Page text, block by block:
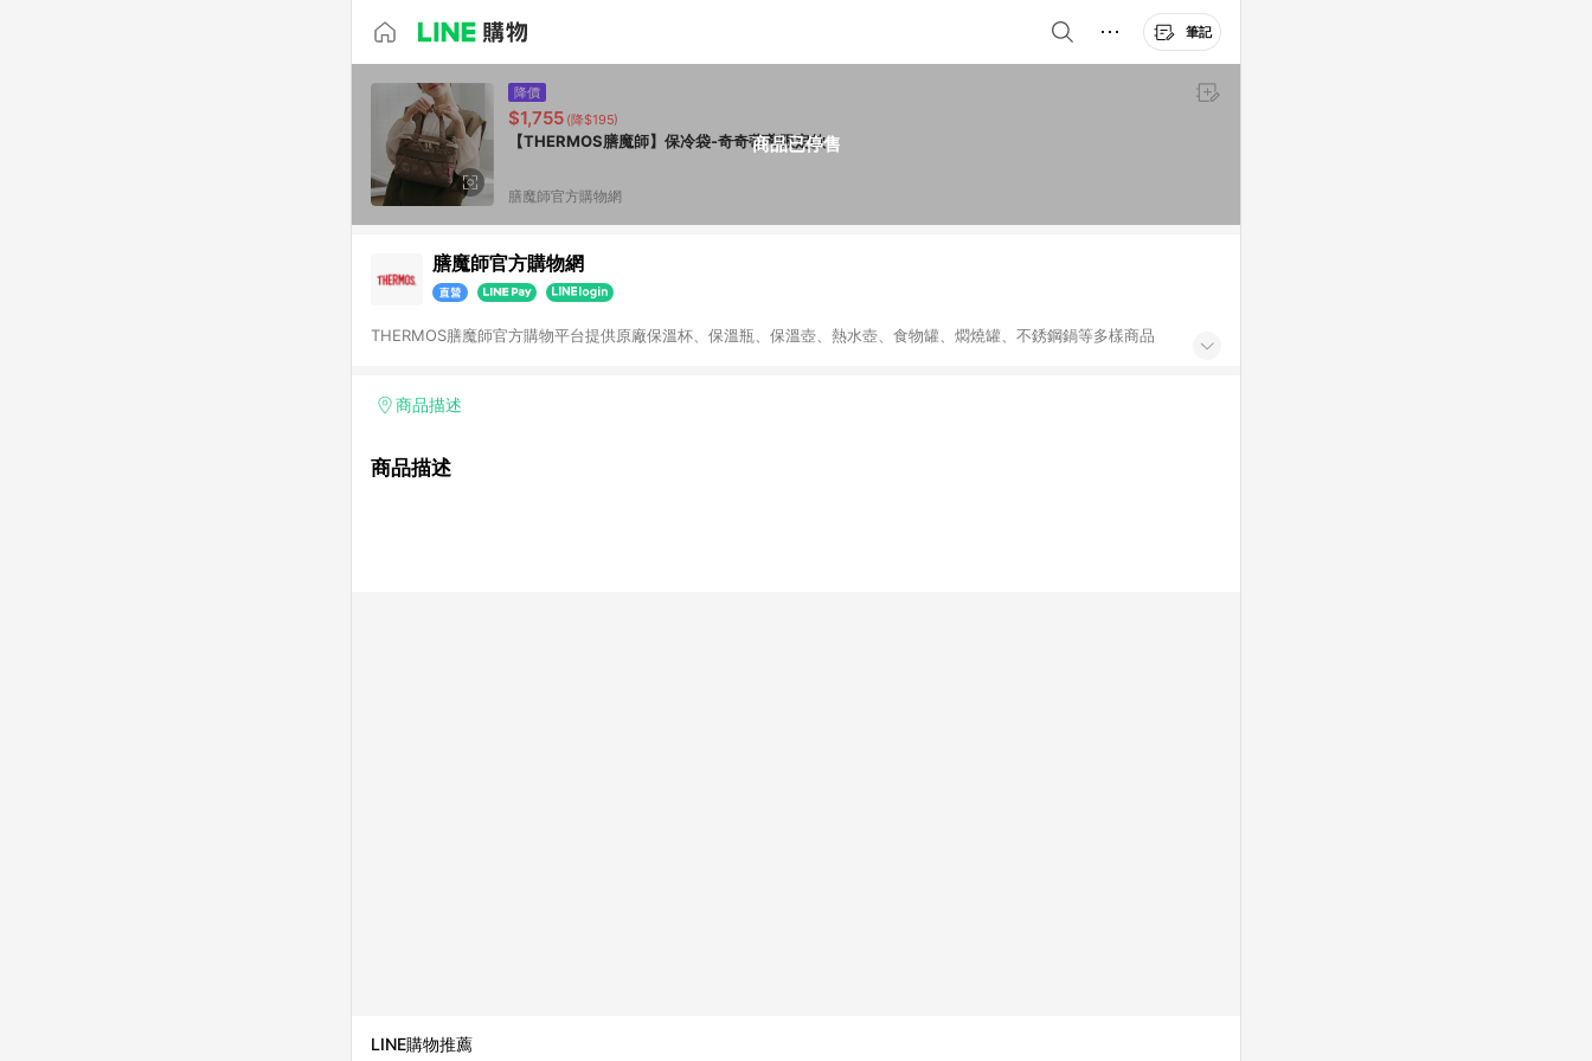
筆記
商品已停售
降價
$1,755 (降$195)
【THERMOS膳魔師】保冷袋-奇奇蒂蒂限定款
膳魔師官方購物網
膳魔師官方購物網
THERMOS膳魔師官方購物平台提供原廠保溫杯、保溫瓶、保溫壺、熱水壺、食物罐、燜燒罐、不銹鋼鍋等多樣商品
商品描述
商品描述
LINE購物推薦